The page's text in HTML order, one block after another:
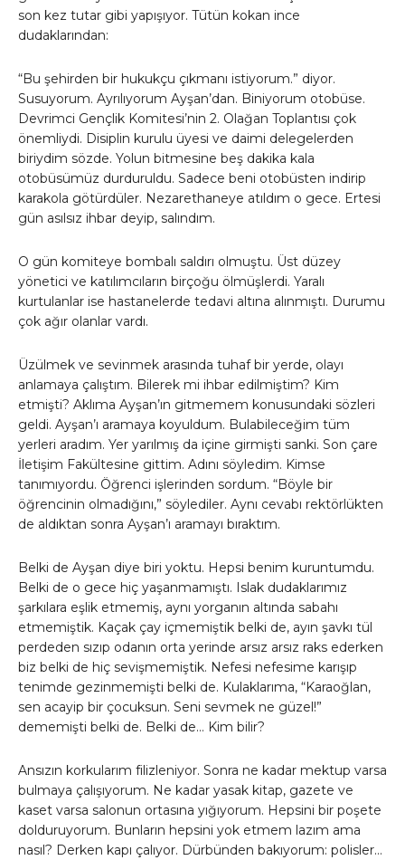
son kez tutar gibi yapışıyor. Tütün kokan ince
dudaklarından:
“Bu şehirden bir hukukçu çıkmanı istiyorum.” diyor.
Susuyorum. Ayrılıyorum Ayşan’dan. Biniyorum otobüse.
Devrimci Gençlik Komitesi’nin 2. Olağan Toplantısı çok
önemliydi. Disiplin kurulu üyesi ve daimi delegelerden
biriydim sözde. Yolun bitmesine beş dakika kala
otobüsümüz durduruldu. Sadece beni otobüsten indirip
karakola götürdüler. Nezarethaneye atıldım o gece. Ertesi
gün asılsız ihbar deyip, salındım.
O gün komiteye bombalı saldırı olmuştu. Üst düzey
yönetici ve katılımcıların birçoğu ölmüşlerdi. Yaralı
kurtulanlar ise hastanelerde tedavi altına alınmıştı. Durumu
çok ağır olanlar vardı.
Üzülmek ve sevinmek arasında tuhaf bir yerde, olayı
anlamaya çalıştım. Bilerek mi ihbar edilmiştim? Kim
etmişti? Aklıma Ayşan’ın gitmemem konusundaki sözleri
geldi. Ayşan’ı aramaya koyuldum. Bulabileceğim tüm
yerleri aradım. Yer yarılmış da içine girmişti sanki. Son çare
İletişim Fakültesine gittim. Adını söyledim. Kimse
tanımıyordu. Öğrenci işlerinden sordum. “Böyle bir
öğrencinin olmadığını,” söylediler. Aynı cevabı rektörlükten
de aldıktan sonra Ayşan’ı aramayı bıraktım.
Belki de Ayşan diye biri yoktu. Hepsi benim kuruntumdu.
Belki de o gece hiç yaşanmamıştı. Islak dudaklarımız
şarkılara eşlik etmemiş, aynı yorganın altında sabahı
etmemiştik. Kaçak çay içmemiştik belki de, ayın şavkı tül
perdeden sızıp odanın orta yerinde arsız arsız raks ederken
biz belki de hiç sevişmemiştik. Nefesi nefesime karışıp
tenimde gezinmemişti belki de. Kulaklarıma, “Karaoğlan,
sen acayip bir çocuksun. Seni sevmek ne güzel!”
dememişti belki de. Belki de… Kim bilir?
Ansızın korkularım filizleniyor. Sonra ne kadar mektup varsa
bulmaya çalışıyorum. Ne kadar yasak kitap, gazete ve
kaset varsa salonun ortasına yığıyorum. Hepsini bir poşete
dolduruyorum. Bunların hepsini yok etmem lazım ama
nasıl? Derken kapı çalıyor. Dürbünden bakıyorum: polisler…